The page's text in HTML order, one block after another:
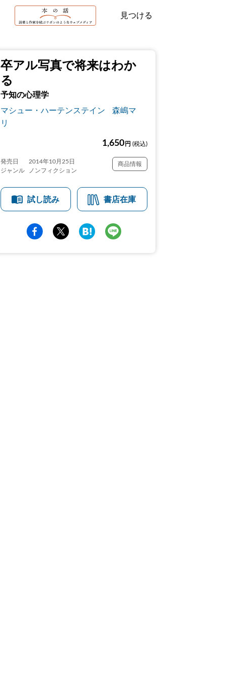
見つける
卒アル写真で将来はわか
る
予知の心理学
マシュー・ハーテンステイン
森嶋マ
リ
1,650 円 (税込)
発売日
2014年10月25日
ジャンル
ノンフィクション
商品情報
試し読み 書店在庫